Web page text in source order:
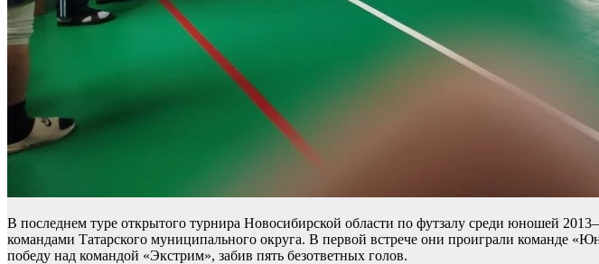
В последнем туре открытого турнира Новосибирской области по футзалу среди юношей
командами Татарского муниципального округа. В первой встрече они проиграли команде
победу над командой «Экстрим», забив пять безответных голов.